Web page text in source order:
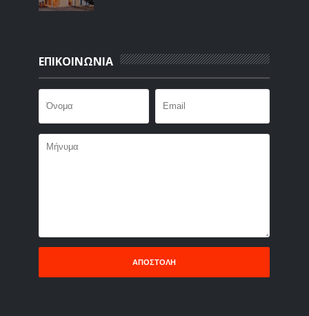
ΕΠΙΚΟΙΝΩΝΙΑ